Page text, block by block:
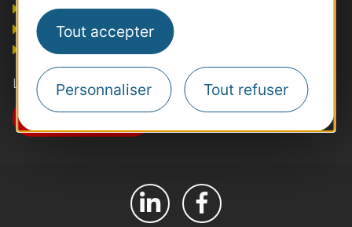
Tout accepter
Personnaliser Tout refuser
Pros
Presse et influence
Grand public
Les actualités MICE en Occitanie
Je m'abonne